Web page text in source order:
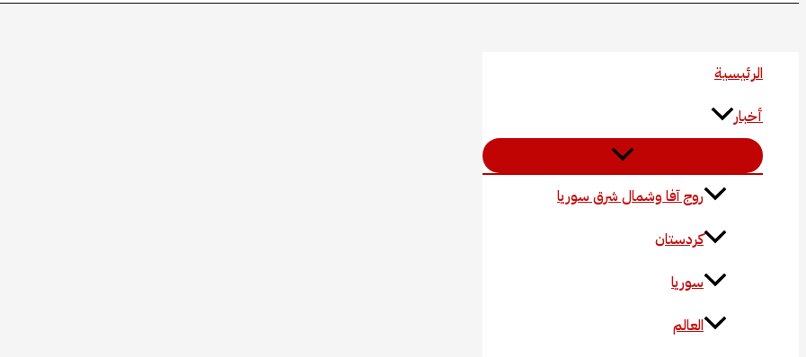
الرئيسية
أخبار
روج آفا وشمال شرق سوريا
كردستان
سوريا
العالم